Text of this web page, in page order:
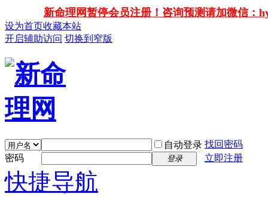
新命理网暂停会员注册！咨询预测请加微信：
设为首页收藏本站
开启辅助访问 切换到窄版
自动登录 找回密码
密码
登录 立即注册
快捷导航